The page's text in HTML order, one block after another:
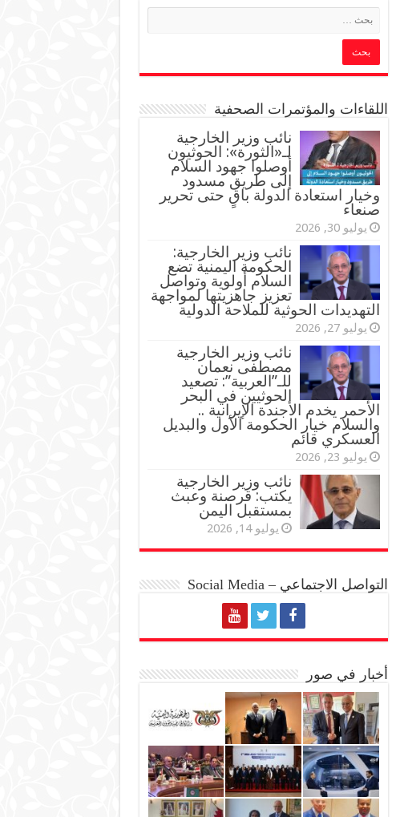
اللقاءات والمؤتمرات الصحفية
‏نائب وزير الخارجية
لـ«الثورة»: الحوثيون
أوصلوا جهود السلام
إلى طريق مسدود
وخيار استعادة الدولة باقٍ حتى تحرير
صنعاء
يوليو 30, 2026
نائب وزير الخارجية:
الحكومة اليمنية تضع
السلام أولوية وتواصل
تعزيز جاهزيتها لمواجهة
التهديدات الحوثية للملاحة الدولية
يوليو 27, 2026
نائب وزير الخارجية
مصطفى نعمان
للـ”العربية”: تصعيد
الحوثيين في البحر
الأحمر يخدم الأجندة الإيرانية ..
والسلام خيار الحكومة الأول والبديل
العسكري قائم
يوليو 23, 2026
نائب وزير الخارجية
يكتب: قرصنة وعبث
بمستقبل اليمن
يوليو 14, 2026
التواصل الاجتماعي – Social Media
أخبار في صور